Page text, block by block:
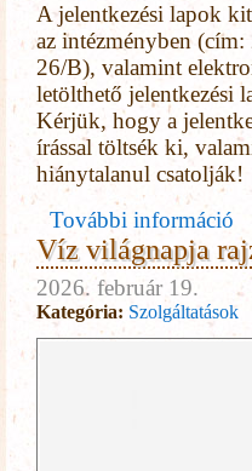
A jelentkezési lapok
az intézményben
26/B), valamint
letölthető jelentkezési
Kérjük, hogy a
írással töltsék ki,
hiánytalanul csatolják!
További információ
Víz világnapja
2026. február 19.
Kategória: Szolgáltatások